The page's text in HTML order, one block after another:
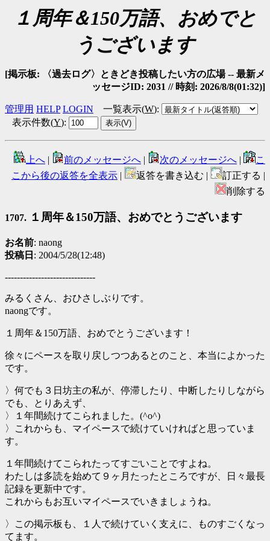
１周年＆150万語、おめでと
うございます
[掲示板: 〈過去ログ〉ときどき投稿したい方の広場 -- 最新メ
ッセージID: 2031 // 時刻: 2026/8/8(01:32)]
管理用 HELP LOGIN 一覧表示(W):
表示件数(Y):
上へ | 前のメッセージへ | 次のメッセージへ |
こ
こから後の返答を全表示 | 返答を書き込む |
訂正する |
削除する
1707. １周年＆150万語、おめでとうございます
お名前: naong
投稿日 : 2004/5/28(12:48)
------------------------------
みるくさん、おひさしぶりです。
naongです。
１周年＆150万語、おめでとうございます！
徐々にペースを取り戻しつつあるとのこと、本当によかった
です。
〉何でも３日坊主の私が、停滞したり、中断したりしながら
でも、とりあえず、
〉１年間続けてこられました。(^o^)
〉これからも、マイペースで続けていければと思っていま
す。
１年間続けてこられたってすごいことですよね。
わたしは多読を始めて９ヶ月たったところですが、日々最長
記録を更新中です。
これからもお互いマイペースでいきましょうね。
〉この掲示板も、１人で続けていく支えに、ものすごくなっ
てます。